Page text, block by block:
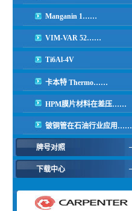
Manganin 1……
VIM-VAR 52……
Ti6Al-4V
卡本特 Thermo……
HPM膜片材料在差压……
铍铜管在石油行业应用……
牌号对照
下载中心